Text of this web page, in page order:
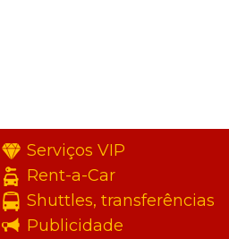
Serviços VIP
Rent-a-Car
Shuttles, transferências
Publicidade